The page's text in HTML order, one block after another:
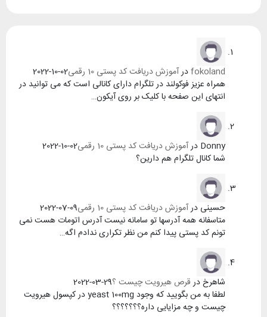
fokolandدرآموزش دریافت کد پستی 10 رقمی
2022-10-02
همراه عزیز فوکولند در تلگرام دارای کانالی است که می توانید در
انتهای این صفحه با کلیک بر روی آیکون…
Donny درآموزش دریافت کد پستی 10 رقمی
2022-10-02
شما کانال تلگرام هم دارین؟
حسینی درآموزش دریافت کد پستی 10 رقمی
2022-07-09
متاسفانه همه آدرسها تو سامانه نیست آدرس اتومات هست نمی
تونم کد پستی پیدا کنم من نظر تکراری ندادم اگه…
شاهرخدرقرص هیرویت چیست ؟2022-03-29
لطفا به من بگویید که وجود yeast 100mg در کپسول هیرویت
چیست و چه مزایایی داره؟؟؟؟؟؟؟